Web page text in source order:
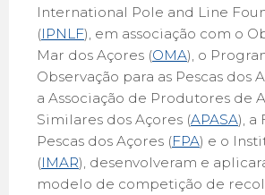
International Pole and Line
(IPNLF), em associação com o
Mar dos Açores (OMA), o
Observação para as Pescas dos
a Associação de Produtores de
Similares dos Açores (APASA), a
Pescas dos Açores (FPA) e o
(IMAR), desenvolveram e
modelo de competição de